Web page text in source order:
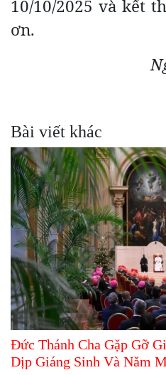
10/10/2025 và kết
ơn.
Bài viết khác
Đức Thánh Cha Gặp Gỡ
Dịp Giáng Sinh Và Năm